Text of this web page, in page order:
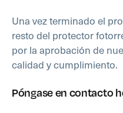
Una vez terminado el
resto del protector
por la aprobación de
calidad y cumplimiento.
Póngase en contacto